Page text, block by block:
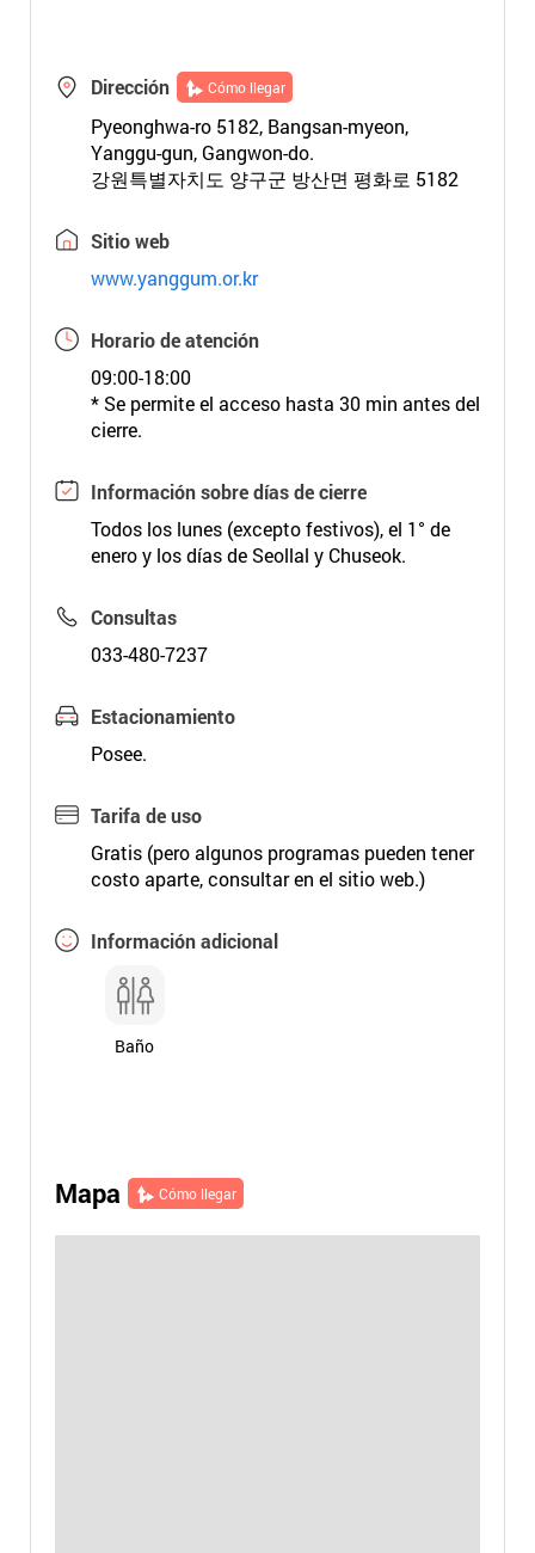
Dirección Cómo llegar
Pyeonghwa-ro 5182, Bangsan-myeon,
Yanggu-gun, Gangwon-do.
강원특별자치도 양구군 방산면 평화로 5182
Sitio web
www.yanggum.or.kr
Horario de atención
09:00-18:00
* Se permite el acceso hasta 30 min antes del
cierre.
Información sobre días de cierre
Todos los lunes (excepto festivos), el 1° de
enero y los días de Seollal y Chuseok.
Consultas
033-480-7237
Estacionamiento
Posee.
Tarifa de uso
Gratis (pero algunos programas pueden tener
costo aparte, consultar en el sitio web.)
Información adicional
Baño
Mapa Cómo llegar